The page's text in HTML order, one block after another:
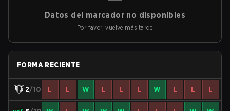
Datos del marcador no disponibles
Por favor, vuelve más tarde
FORMA RECIENTE
2/10 L L W L L L W L L L